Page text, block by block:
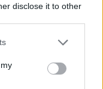
disclose it to other